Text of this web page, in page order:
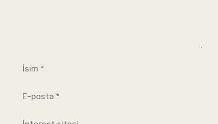
İsim
posta
İnternet